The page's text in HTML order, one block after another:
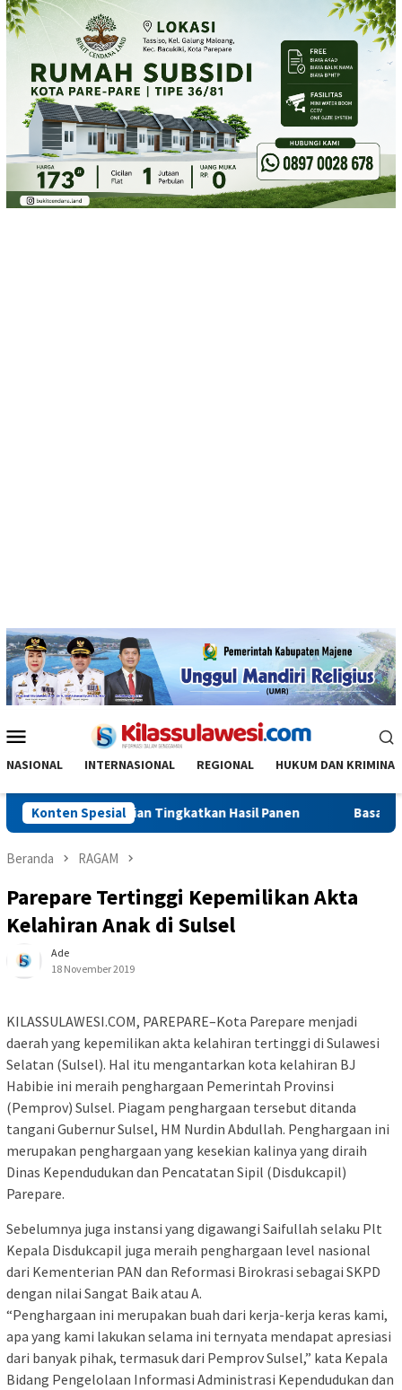
Loncat
ke
Mobile
NASIONAL INTERNASIONAL REGIONAL HUKUM DAN KRIMINAL
Konten Spesial
Pertanian Tingkatkan Hasil Panen Basarnas
Beranda RAGAM
Parepare Tertinggi Kepemilikan Akta
Kelahiran Anak di Sulsel
Ade
18 November 2019
KILASSULAWESI.COM, PAREPARE–Kota Parepare menjadi
daerah yang kepemilikan akta kelahiran tertinggi di Sulawesi
Selatan (Sulsel). Hal itu mengantarkan kota kelahiran BJ
Habibie ini meraih penghargaan Pemerintah Provinsi
(Pemprov) Sulsel. Piagam penghargaan tersebut ditanda
tangani Gubernur Sulsel, HM Nurdin Abdullah. Penghargaan ini
merupakan penghargaan yang kesekian kalinya yang diraih
Dinas Kependudukan dan Pencatatan Sipil (Disdukcapil)
Parepare.
Sebelumnya juga instansi yang digawangi Saifullah selaku Plt
Kepala Disdukcapil juga meraih penghargaan level nasional
dari Kementerian PAN dan Reformasi Birokrasi sebagai SKPD
dengan nilai Sangat Baik atau A.
“Penghargaan ini merupakan buah dari kerja-kerja keras kami,
apa yang kami lakukan selama ini ternyata mendapat apresiasi
dari banyak pihak, termasuk dari Pemprov Sulsel,” kata Kepala
Bidang Pengelolaan Informasi Administrasi Kependudukan dan